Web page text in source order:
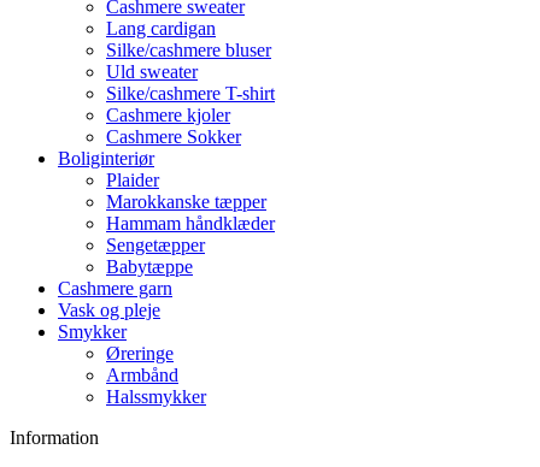
Cashmere sweater
Lang cardigan
Silke/cashmere bluser
Uld sweater
Silke/cashmere T-shirt
Cashmere kjoler
Cashmere Sokker
Boliginteriør
Plaider
Marokkanske tæpper
Hammam håndklæder
Sengetæpper
Babytæppe
Cashmere garn
Vask og pleje
Smykker
Øreringe
Armbånd
Halssmykker
Information